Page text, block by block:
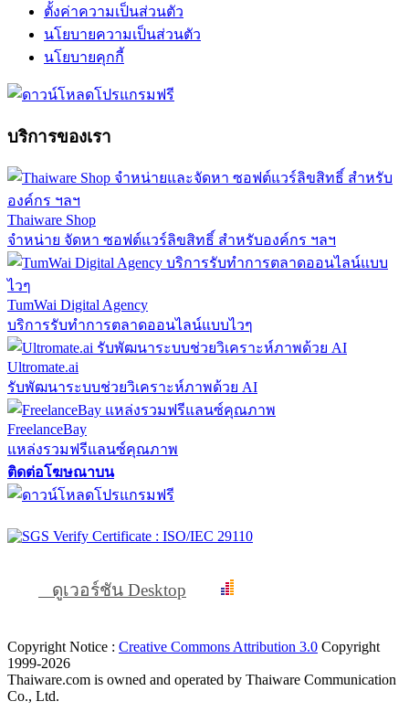
ตั้งค่าความเป็นส่วนตัว
นโยบายความเป็นส่วนตัว
นโยบายคุกกี้
บริการของเรา
Thaiware Shop
จำหน่าย จัดหา ซอฟต์แวร์ลิขสิทธิ์ สำหรับองค์กร ฯลฯ
TumWai Digital Agency
บริการรับทำการตลาดออนไลน์แบบไวๆ
Ultromate.ai
รับพัฒนาระบบช่วยวิเคราะห์ภาพด้วย AI
FreelanceBay
แหล่งรวมฟรีแลนซ์คุณภาพ
ติดต่อโฆษณาบน
ดูเวอร์ชัน Desktop
Copyright Notice : Creative Commons Attribution 3.0 Copyright
1999-2026
Thaiware.com is owned and operated by Thaiware Communication
Co., Ltd.